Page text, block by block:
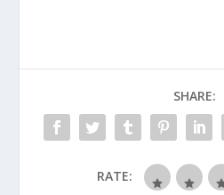
SHARE:
RATE: